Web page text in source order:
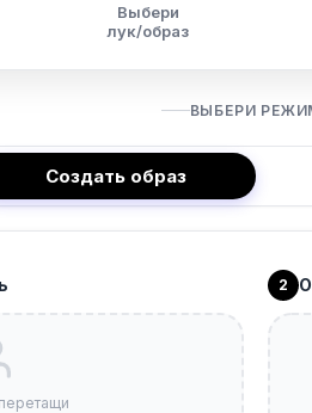
Выбери
лук/образ
ВЫБЕРИ
Создать образ
2